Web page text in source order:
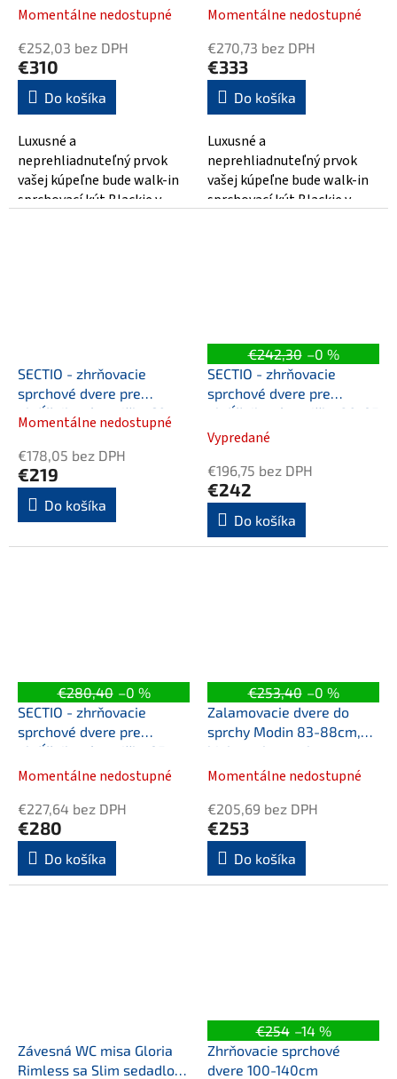
bezpečnostné sklo
Momentálne nedostupné
€252,03 bez DPH
€310
Do košíka
Luxusné a
neprehliadnuteľný prvok
vašej kúpeľne bude walk-in
sprchovací kút Blackie v
bezpečnostné sklo
Momentálne nedostupné
€270,73 bez DPH
€333
Do košíka
Luxusné a
neprehliadnuteľný prvok
vašej kúpeľne bude walk-in
sprchovací kút Blackie v
SECTIO - zhrňovacie
sprchové dvere pre
obdĺžnikové vaničky 60-
80
Priemerné
hodnotenie
produktu
je
5,0
z
5
Momentálne nedostupné
€178,05 bez DPH
€219
Do košíka
€242,30 –0 %
SECTIO - zhrňovacie
sprchové dvere pre
obdĺžnikové vaničky 80-95
Vypredané
€196,75 bez DPH
€242
Do košíka
€280,40 –0 %
SECTIO - zhrňovacie
sprchové dvere pre
obdĺžnikové vaničky 95-
100
Momentálne nedostupné
€227,64 bez DPH
€280
Do košíka
€253,40 –0 %
Zalamovacie dvere do
sprchy Modin 83-88cm,
biela, polystyrol
Momentálne nedostupné
€205,69 bez DPH
€253
Do košíka
Závesná WC misa Gloria
Rimless sa Slim sedadlom
€254 –14 %
Zhrňovacie sprchové
dvere 100-140cm